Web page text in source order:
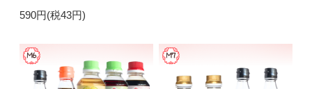
590円(税43円)